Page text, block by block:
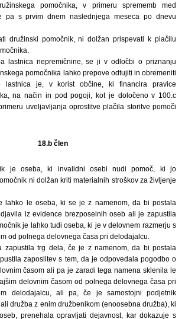
pomočnika, v primeru sprememb med
pa s prvim dnem naslednjega meseca po dnevu
družinski pomočnik, ni dolžan prispevati k plačilu
lastnica nepremičnine, se ji v odločbi o priznanju
pomočnika lahko prepove odtujiti in obremeniti
lastnica je, v korist občine, ki financira pravice
na način in pod pogoji, kot je določeno v 100.c
uveljavljanja oprostitve plačila storitve pomoči
18.b člen
je oseba, ki invalidni osebi nudi pomoč, ki jo
ni dolžan kriti materialnih stroškov za življenje
lahko le oseba, ki se je z namenom, da bi postala
iz evidence brezposelnih oseb ali je zapustila
je lahko tudi oseba, ki je v delovnem razmerju s
od polnega delovnega časa pri delodajalcu.
zapustila trg dela, če je z namenom, da bi postala
zaposlitev s tem, da je odpovedala pogodbo o
časom ali pa je zaradi tega namena sklenila le
delovnim časom od polnega delovnega časa pri
delodajalcu, ali pa, če je samostojni podjetnik
družba z enim družbenikom (enoosebna družba), ki
prenehala opravljati dejavnost, kar dokazuje s